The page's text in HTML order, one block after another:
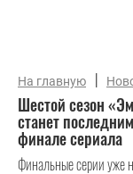
На главную |
Шестой сезон
станет
финале сериала
Финальные серии уже